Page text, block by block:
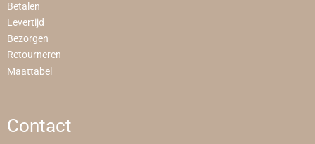
Betalen
Levertijd
Bezorgen
Retourneren
Maattabel
Contact